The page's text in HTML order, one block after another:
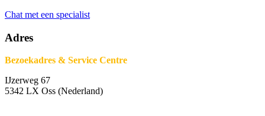
Chat met een specialist
Adres
Bezoekadres & Service Centre
IJzerweg 67
5342 LX Oss (Nederland)